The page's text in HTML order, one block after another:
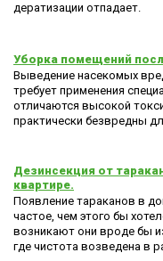
дератизации отпадает.
Уборка помещений
Выведение насекомых
требует применения
отличаются высокой
практически безвредны
Дезинсекция от
квартире.
Появление тараканов в
частое, чем этого бы
возникают они вроде бы
где чистота возведена в